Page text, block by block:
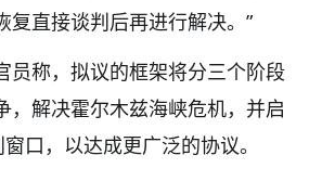
复直接谈判后再进行解决。”
员称，拟议的框架将分三个阶段
，解决霍尔木兹海峡危机，并启
口，以达成更广泛的协议。